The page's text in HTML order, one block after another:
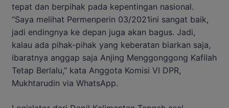
tepat dan berpihak pada kepentingan nasional.
“Saya melihat Permenperin 03/2021ini sangat baik,
jadi endingnya ke depan juga akan bagus. Jadi,
kalau ada pihak-pihak yang keberatan biarkan saja,
ibaratnya anggap saja Anjing Menggonggong Kafilah
Tetap Berlalu,” kata Anggota Komisi VI DPR,
Mukhtarudin via WhatsApp.